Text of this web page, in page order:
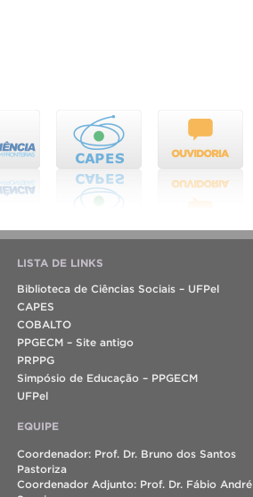
LISTA DE LINKS
Biblioteca de Ciências Sociais – UFPel
CAPES
COBALTO
PPGECM – Site antigo
PRPPG
Simpósio de Educação – PPGECM
UFPel
EQUIPE
Coordenador: Prof. Dr. Bruno dos Santos
Pastoriza
Coordenador Adjunto: Prof. Dr. Fábio André